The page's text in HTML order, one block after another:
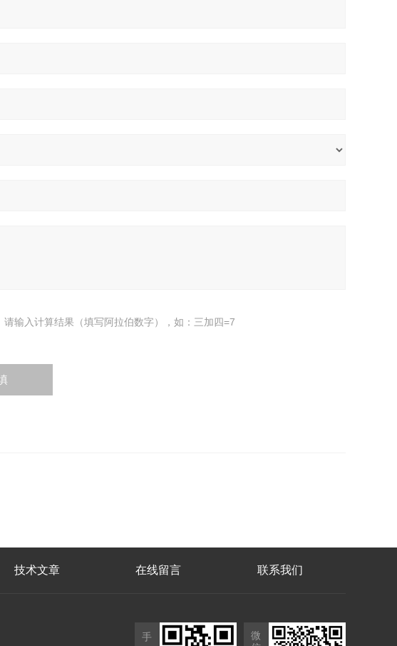
请输入计算结果（填写阿拉伯数字），如：三加四=7
技术文章 在线留言 联系我们
手
微